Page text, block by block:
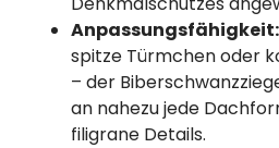
Anpassungsfähigkeit:
spitze Türmchen oder
– der
an nahezu jede
filigrane Details.